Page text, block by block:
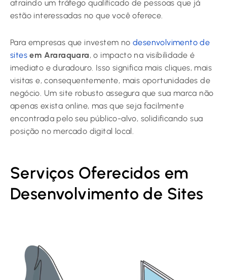
atraindo um tráfego qualificado de pessoas que já
estão interessadas no que você oferece.
Para empresas que investem no desenvolvimento de
sites em Araraquara, o impacto na visibilidade é
imediato e duradouro. Isso significa mais cliques, mais
visitas e, consequentemente, mais oportunidades de
negócio. Um site robusto assegura que sua marca não
apenas exista online, mas que seja facilmente
encontrada pelo seu público-alvo, solidificando sua
posição no mercado digital local.
Serviços Oferecidos em
Desenvolvimento de Sites